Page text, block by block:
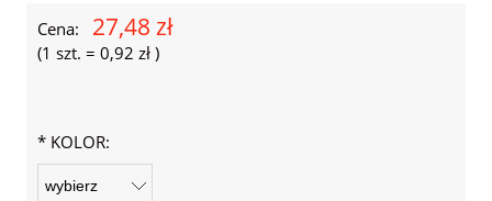
Cena: 27,48 zł
(1 szt. = 0,92 zł )
* KOLOR: